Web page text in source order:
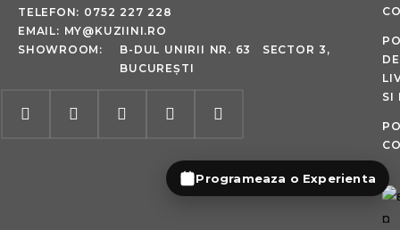
TELEFON: 0752 227 228
EMAIL: MY@KUZIINI.RO
SHOWROOM:
B-DUL UNIRII NR. 63 SECTOR 3,
BUCUREȘTI
DE
SI
Programeaza o Experienta